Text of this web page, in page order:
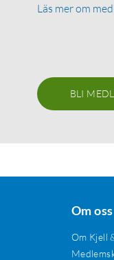
Läs mer om
BLI
Om oss
Om Kjell